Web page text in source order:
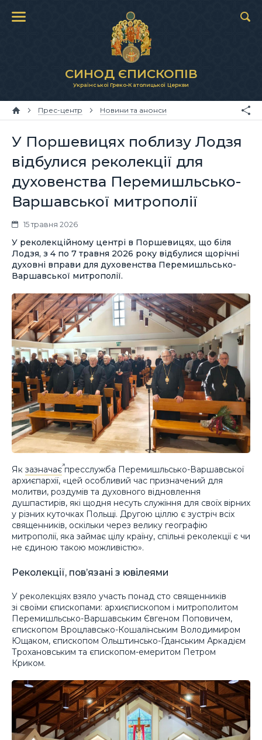
СИНОД ЄПИСКОПІВ
Української Греко-Католицької Церкви
Прес-центр Новини та анонси
У Поршевицях поблизу Лодзя
відбулися реколекції для
духовенства Перемишльсько-
Варшавської митрополії
15 травня 2026
У реколекційному центрі в Поршевицях, що біля
Лодзя, з 4 по 7 травня 2026 року відбулися щорічні
духовні вправи для духовенства Перемишльсько-
Варшавської митрополії.
Як зазначаєпресслужба Перемишльсько-Варшавської
архиєпархії, «цей особливий час призначений для
молитви, роздумів та духовного відновлення
душпастирів, які щодня несуть служіння для своїх вірних
у різних куточках Польщі. Другою ціллю є зустріч всіх
священників, оскільки через велику географію
митрополії, яка займає цілу країну, спільні реколекції є чи
не єдиною такою можливістю».
Реколекції, пов’язані з ювілеями
У реколекціях взяло участь понад сто священників
зі своїми єпископами: архиєпископом і митрополитом
Перемишльсько-Варшавським Євгеном Поповичем,
єпископом Вроцлавсько-Кошалінським Володимиром
Ющаком, єпископом Ольштинсько-Ґданським Аркадієм
Трохановським та єпископом-емеритом Петром
Криком.